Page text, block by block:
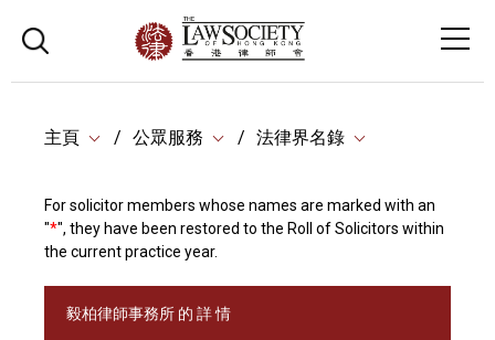
主頁 公眾服務 法律界名錄
For solicitor members whose names are marked with an
"*", they have been restored to the Roll of Solicitors within
the current practice year.
毅柏律師事務所 的 詳 情